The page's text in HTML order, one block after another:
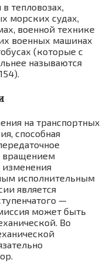
тепловозах,
морских судах,
военной технике
военных машинах
(которые с
называются
на транспортных
способная
вращением
изменения
исполнительным
является
—
может быть
Во